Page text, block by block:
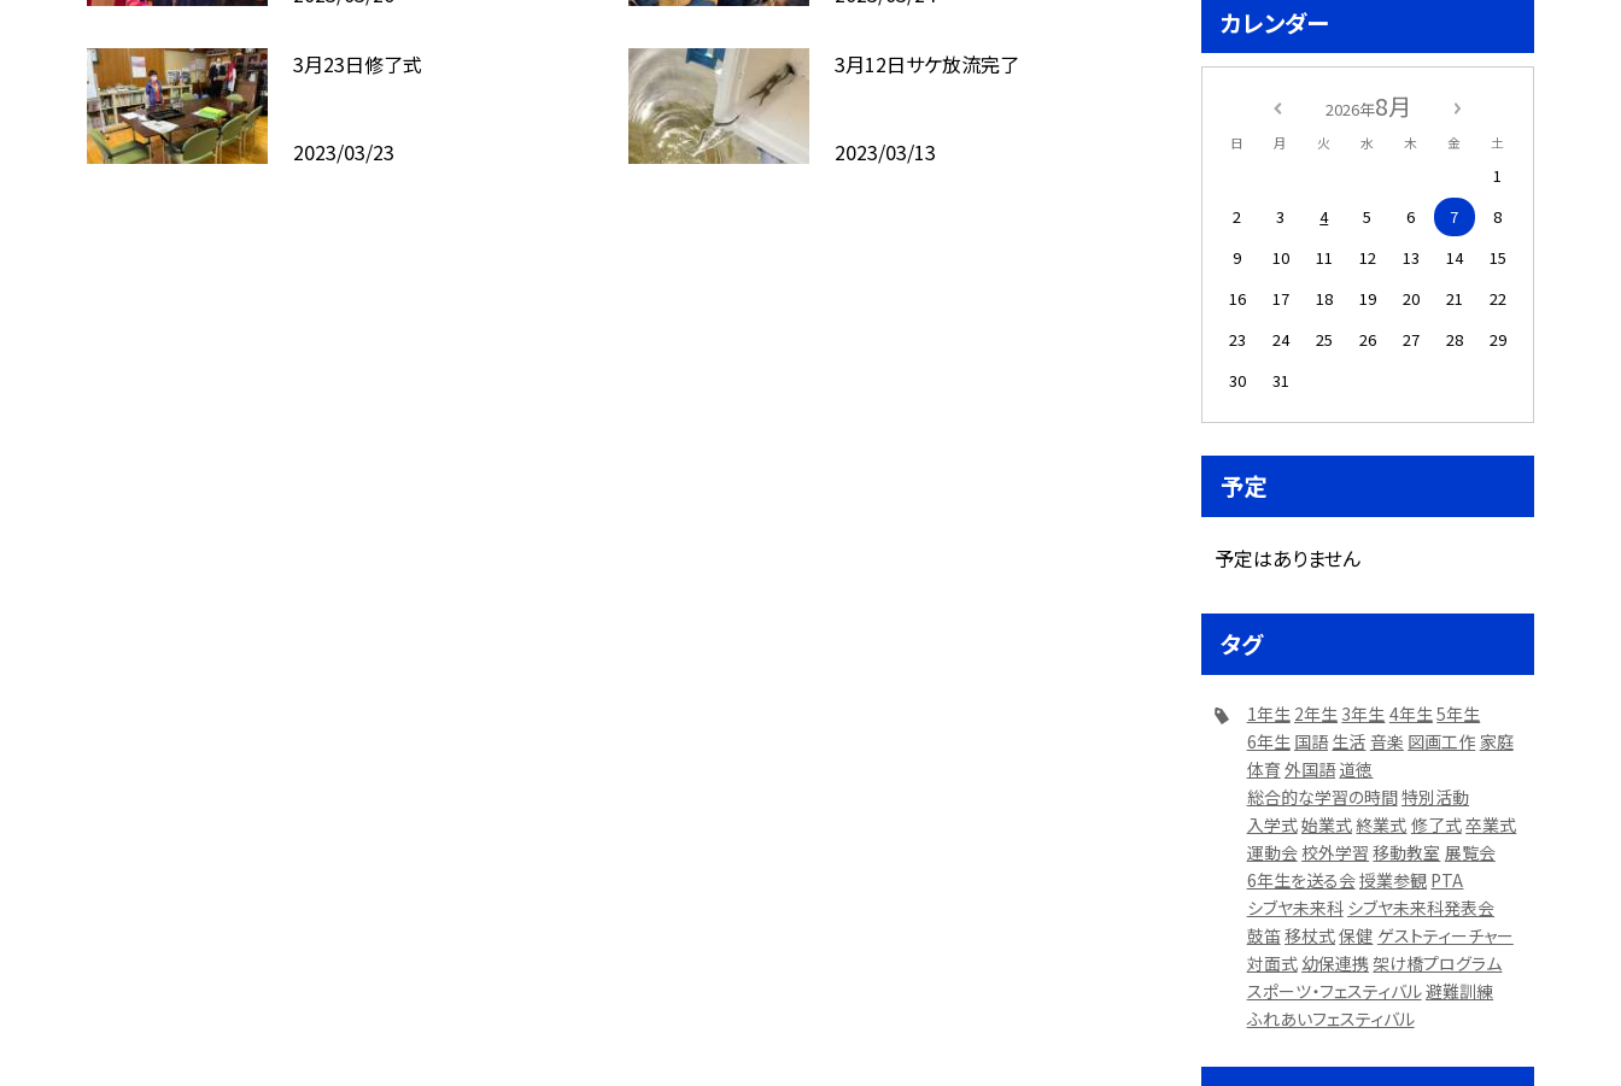
3月23日修了式
2023/03/23
3月12日サケ放流完了
2023/03/13
カレンダー
2026年8月
日 月 火 水 木 金 土
1
2
3 4 5 6 7
8
9
10 11 12 13 14
15
16
17 18 19 20 21
22
23
24 25 26 27 28
29
30
31
予定
予定はありません
タグ
1年生 2年生 3年生 4年生5年生
6年生 国語生活 音楽 図画工作 家庭
体育 外国語道徳
総合的な学習の時間特別活動
入学式始業式終業式 修了式卒業式
運動会 校外学習 移動教室 展覧会
6年生を送る会授業参観 PTA
シブヤ未来科 シブヤ未来科発表会
鼓笛移杖式保健 ゲストティーチャー
対面式 幼保連携 架け橋プログラム
スポーツ・フェスティバル避難訓練
ふれあいフェスティバル